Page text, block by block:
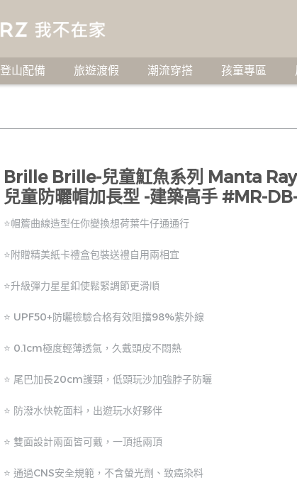
登山配備 旅遊渡假 潮流穿搭 孩童專區
Brille Brille-兒童魟魚系列 Manta
兒童防曬帽加長型 -建築高手 #MR-
⭐帽簷曲線造型任你變換想荷葉牛仔通通行
⭐附贈精美紙卡禮盒包裝送禮自用兩相宜
⭐升級彈力星星釦使鬆緊調節更滑順
⭐ UPF50+防曬檢驗合格有效阻擋98%紫外線
⭐ 0.1cm極度輕薄透氣，久戴頭皮不悶熱
⭐ 尾巴加長20cm護頸，低頭玩沙加強脖子防曬
⭐ 防潑水快乾面料，出遊玩水好夥伴
⭐ 雙面設計兩面皆可戴，一頂抵兩頂
⭐ 通過CNS安全規範，不含螢光劑、致癌染料